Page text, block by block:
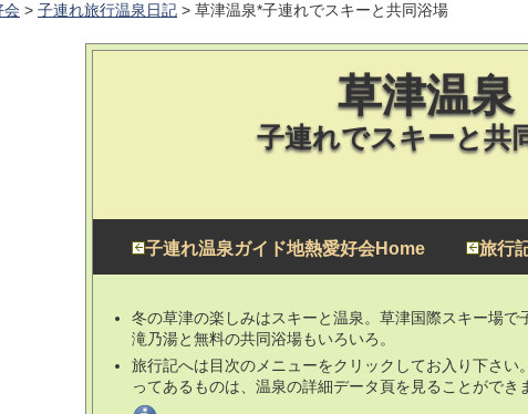
会 > 子連れ旅行温泉日記 > 草津温泉*子連れでスキーと共同浴場
草津温泉
子連れでスキーと共
子連れ温泉ガイド地熱愛好会Home 旅行
冬の草津の楽しみはスキーと温泉。草津国際スキー場で
滝乃湯と無料の共同浴場もいろいろ。
旅行記へは目次のメニューをクリックしてお入り下さい
ってあるものは、温泉の詳細データ頁を見ることができ